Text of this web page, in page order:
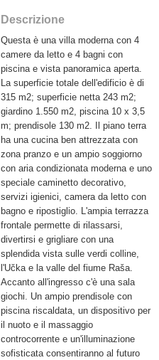
Descrizione
Questa è una villa moderna con 4
camere da letto e 4 bagni con
piscina e vista panoramica aperta.
La superficie totale dell'edificio è di
315 m2; superficie netta 243 m2;
giardino 1.550 m2, piscina 10 x 3,5
m; prendisole 130 m2. Il piano terra
ha una cucina ben attrezzata con
zona pranzo e un ampio soggiorno
con aria condizionata moderna e uno
speciale caminetto decorativo,
servizi igienici, camera da letto con
bagno e ripostiglio. L'ampia terrazza
frontale permette di rilassarsi,
divertirsi e grigliare con una
splendida vista sulle verdi colline,
l'Učka e la valle del fiume Raša.
Accanto all'ingresso c'è una sala
giochi. Un ampio prendisole con
piscina riscaldata, un dispositivo per
il nuoto e il massaggio
controcorrente e un'illuminazione
sofisticata consentiranno al futuro